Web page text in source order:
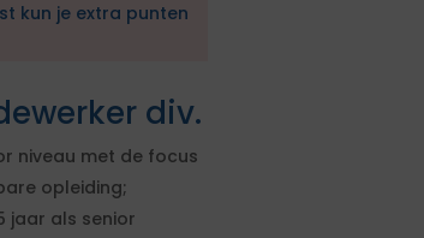
kun je extra punten
div.
niveau met de focus
opleiding;
jaar als senior